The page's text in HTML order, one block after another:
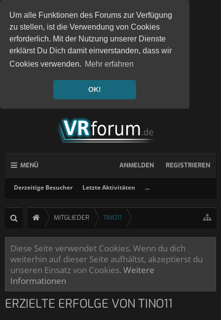
Um alle Funktionen des Forums zur Verfügung
zu stellen, ist die Verwendung von Cookies
erforderlich. Mit der Nutzung unserer Dienste
erklärst Du Dich damit einverstanden, dass wir
Cookies verwenden. Mehr erfahren
OK!
MENÜ
Derzeitige Besucher Letzte Aktivitäten ...
ANMELDEN REGISTRIEREN
MITGLIEDER TINO11
Diese Seite verwendet Cookies. Wenn du dich
weiterhin auf dieser Seite aufhältst, akzeptierst du
unseren Einsatz von Cookies. Weitere
Informationen
ERZIELTE ERFOLGE VON TINO11